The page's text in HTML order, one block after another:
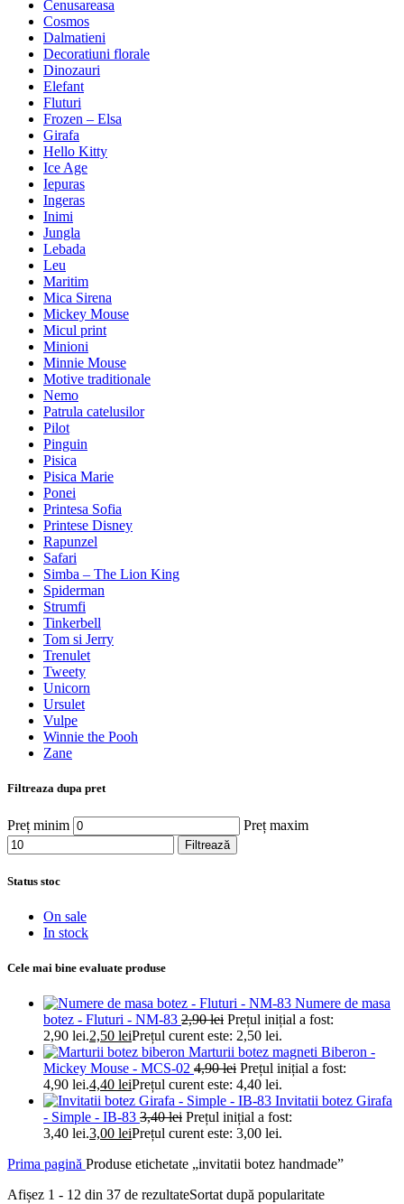
Cenusareasa
Cosmos
Dalmatieni
Decoratiuni florale
Dinozauri
Elefant
Fluturi
Frozen – Elsa
Girafa
Hello Kitty
Ice Age
Iepuras
Ingeras
Inimi
Jungla
Lebada
Leu
Maritim
Mica Sirena
Mickey Mouse
Micul print
Minioni
Minnie Mouse
Motive traditionale
Nemo
Patrula catelusilor
Pilot
Pinguin
Pisica
Pisica Marie
Ponei
Printesa Sofia
Printese Disney
Rapunzel
Safari
Simba – The Lion King
Spiderman
Strumfi
Tinkerbell
Tom si Jerry
Trenulet
Tweety
Unicorn
Ursulet
Vulpe
Winnie the Pooh
Zane
Filtreaza dupa pret
Preț minim Preț maxim
Filtrează
Status stoc
On sale
In stock
Cele mai bine evaluate produse
Numere de masa
botez - Fluturi - NM-83 2,90lei Prețul inițial a fost:
2,90 lei.2,50 leiPrețul curent este: 2,50 lei.
Marturii botez magneti Biberon -
Mickey Mouse - MCS-02 4,90lei Prețul inițial a fost:
4,90 lei.4,40 leiPrețul curent este: 4,40 lei.
Invitatii botez Girafa
- Simple - IB-83 3,40lei Prețul inițial a fost:
3,40 lei.3,00 leiPrețul curent este: 3,00 lei.
Prima pagină Produse etichetate „invitatii botez handmade”
Afișez 1 - 12 din 37 de rezultateSortat după popularitate